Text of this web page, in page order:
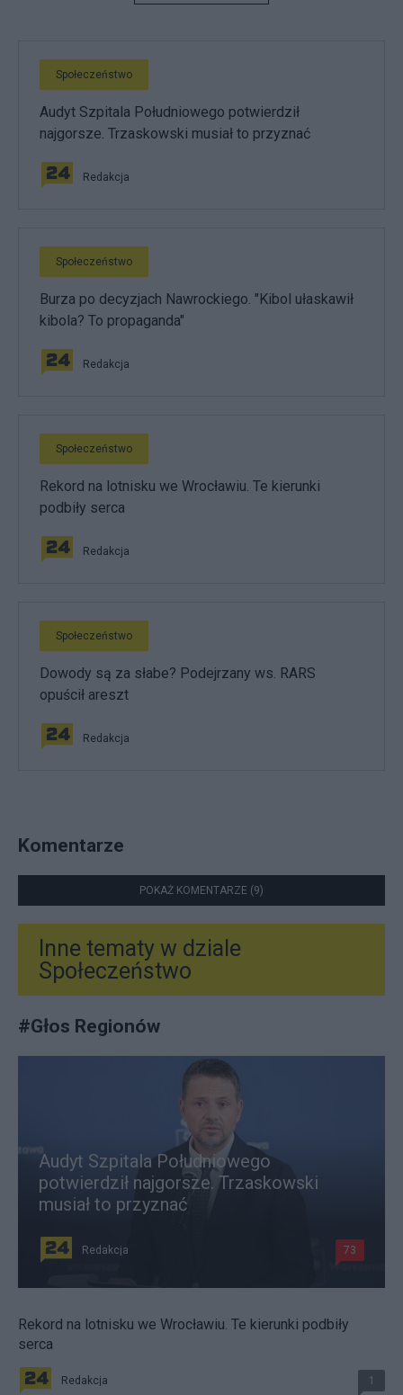
Społeczeństwo
Audyt Szpitala Południowego potwierdził
najgorsze. Trzaskowski musiał to przyznać
Redakcja
Społeczeństwo
Burza po decyzjach Nawrockiego. "Kibol ułaskawił
kibola? To propaganda"
Redakcja
Społeczeństwo
Rekord na lotnisku we Wrocławiu. Te kierunki
podbiły serca
Redakcja
Społeczeństwo
Dowody są za słabe? Podejrzany ws. RARS
opuścił areszt
Redakcja
Komentarze
POKAŻ KOMENTARZE (9)
Inne tematy w dziale
Społeczeństwo
#Głos Regionów
Audyt Szpitala Południowego
potwierdził najgorsze. Trzaskowski
musiał to przyznać
Redakcja 73
Rekord na lotnisku we Wrocławiu. Te kierunki podbiły
serca
Redakcja 1